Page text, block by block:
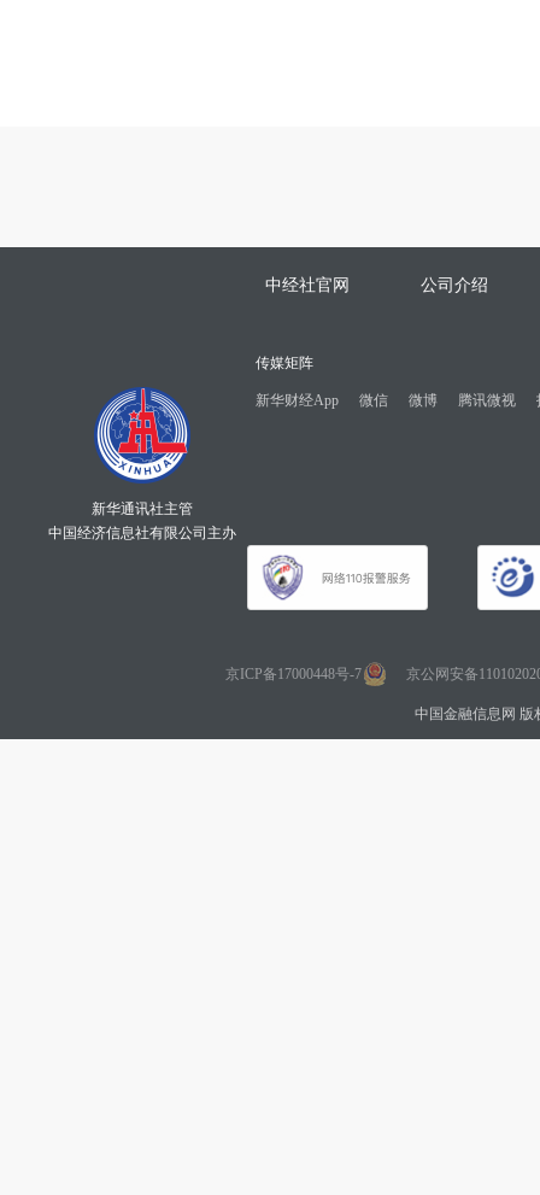
中经社官网 公司介绍
新华通讯社主管
中国经济信息社有限公司主办
传媒矩阵
新华财经App 微信 微博 腾讯微视
京ICP备17000448号-7 京公网安备
中国金融信息网 版